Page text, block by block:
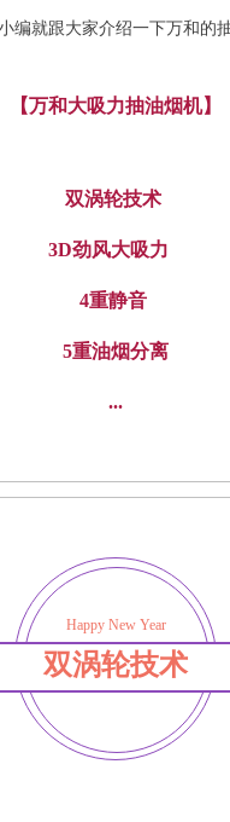
编就跟大家介绍一下万和的
【万和大吸力抽油烟机】
双涡轮技术
3D劲风大吸力
4重静音
5重油烟分离
...
Happy New Year
双涡轮技术